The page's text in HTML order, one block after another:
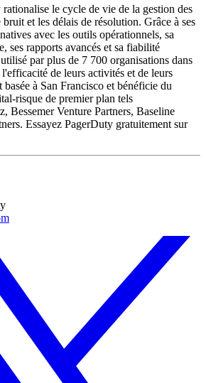
le cycle de vie de la gestion des
et les délais de résolution. Grâce à ses
avec les outils opérationnels, sa
ses rapports avancés et sa fiabilité
par plus de 7 700 organisations dans
de leurs activités et de leurs
à San Francisco et bénéficie du
risque de premier plan tels
Bessemer Venture Partners, Baseline
Essayez PagerDuty gratuitement sur